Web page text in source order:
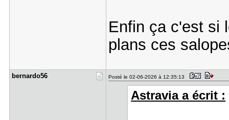
Enfin ça c'est si
plans ces
bernardo56 Posté le 02-06-2026 à 12:35:13
Astravia a écrit :